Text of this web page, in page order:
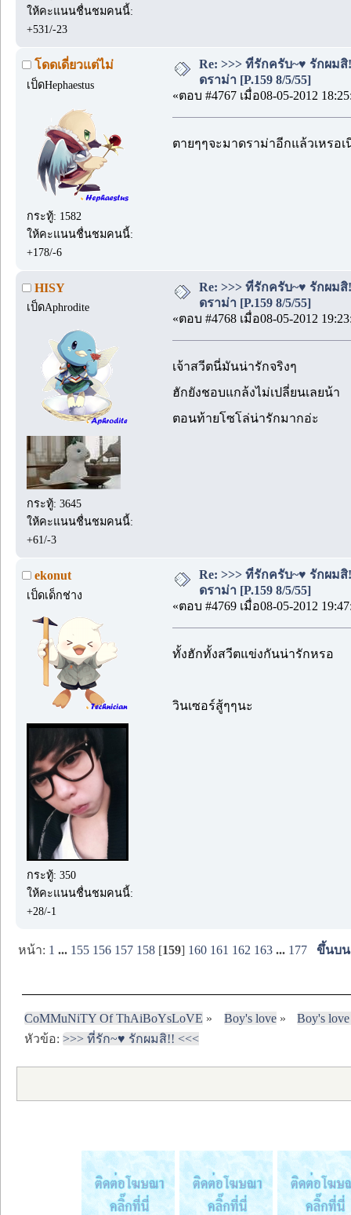
ให้คะแนนชื่นชมคนนี้:
+531/-23
โดดเดี่ยวแต่ไม่
เป็ดHephaestus
กระทู้: 1582
ให้คะแนนชื่นชมคนนี้:
+178/-6
Re: >>> ที่รักครับ~♥ รักผม
ดราม่า [P.159 8/5/55]
«ตอบ #4767 เมื่อ08-05-2012
ตายๆๆจะมาดราม่าอีกแล้วเหรอเ
HISY
เป็ดAphrodite
กระทู้: 3645
ให้คะแนนชื่นชมคนนี้:
+61/-3
Re: >>> ที่รักครับ~♥ รักผม
ดราม่า [P.159 8/5/55]
«ตอบ #4768 เมื่อ08-05-2012
เจ้าสวีตนี่มันน่ารักจริงๆ
ฮักยังชอบแกล้งไม่เปลี่ยนเลยน้า
ตอนท้ายโซโล่น่ารักมากอ่ะ
ekonut
เป็ดเด็กช่าง
กระทู้: 350
ให้คะแนนชื่นชมคนนี้:
+28/-1
Re: >>> ที่รักครับ~♥ รักผม
ดราม่า [P.159 8/5/55]
«ตอบ #4769 เมื่อ08-05-2012
ทั้งฮักทั้งสวีตแข่งกันน่ารักหรอ
วินเซอร์สู้ๆๆนะ
หน้า: 1 ... 155 156 157 158 [159] 160 161 162 163 ... 177 ขึ้นบน
CoMMuNiTY Of ThAiBoYsLoVE » Boy's love»
Boy's
หัวข้อ:>>> ที่รัก~♥ รักผมสิ!! <<<